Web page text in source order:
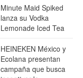
Minute Maid Spiked
lanza su Vodka
Lemonade Iced Tea
HEINEKEN México y
Ecolana presentan
campaña que busca